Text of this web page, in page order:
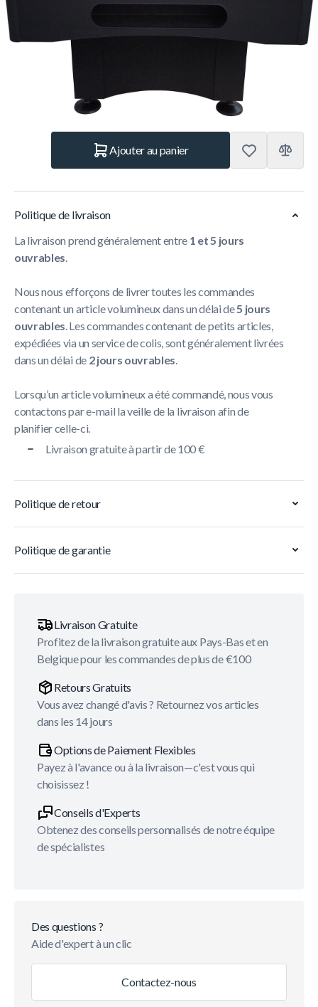
Options personnalisables:
Heeft u graag dat wij de tafel bij u ter plaatse installeren?
Ajouter au panier
Politique de livraison
La livraison prend généralement entre 1 et 5 jours
ouvrables.
Nous nous efforçons de livrer toutes les commandes
contenant un article volumineux dans un délai de5 jours
ouvrables. Les commandes contenant de petits articles,
expédiées via un service de colis, sont généralement livrées
dans un délai de 2 jours ouvrables.
Lorsqu’un article volumineux a été commandé, nous vous
contactons par e-mail la veille de la livraison afin de
planifier celle-ci.
Livraison gratuite à partir de 100 €
Politique de retour
Politique de garantie
Livraison Gratuite
Profitez de la livraison gratuite aux Pays-Bas et en
Belgique pour les commandes de plus de €100
Retours Gratuits
Vous avez changé d'avis ? Retournez vos articles
dans les 14 jours
Options de Paiement Flexibles
Payez à l'avance ou à la livraison—c'est vous qui
choisissez !
Conseils d'Experts
Obtenez des conseils personnalisés de notre équipe
de spécialistes
Des questions ?
Aide d'expert à un clic
Contactez-nous